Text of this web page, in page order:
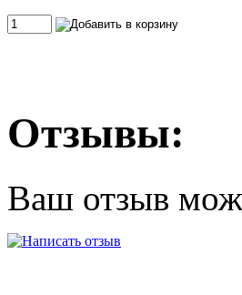
Отзывы:
Ваш отзыв